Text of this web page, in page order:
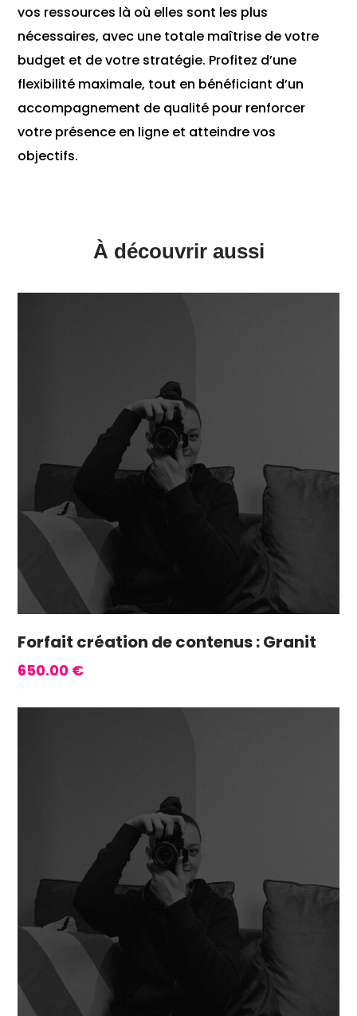
vos ressources là où elles sont les plus
nécessaires, avec une totale maîtrise de votre
budget et de votre stratégie. Profitez d’une
flexibilité maximale, tout en bénéficiant d’un
accompagnement de qualité pour renforcer
votre présence en ligne et atteindre vos
objectifs.
À découvrir aussi
Forfait création de contenus : Granit
650.00 €